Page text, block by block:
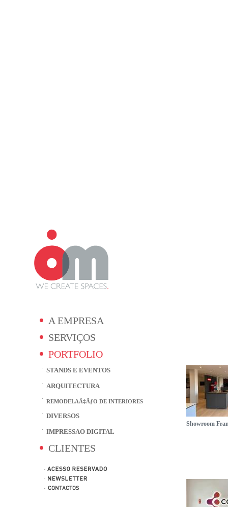
A EMPRESA
SERVIÇOS
PORTFOLIO
STANDS E EVENTOS
ARQUITECTURA
REMODELAÃ‡ÃƒO DE INTERIORES
DIVERSOS
IMPRESSAO DIGITAL
CLIENTES
Showroom